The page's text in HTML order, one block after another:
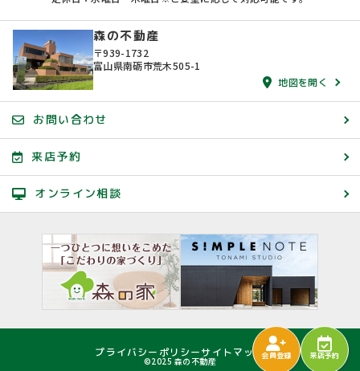
会員登録 来店予約
森の不動産
〒939-1732
富山県南砺市荒木505-1
地図を開く
お問い合わせ
来店予約
オンライン相談
プライバシーポリシーサイトマップ
©2025 森の不動産